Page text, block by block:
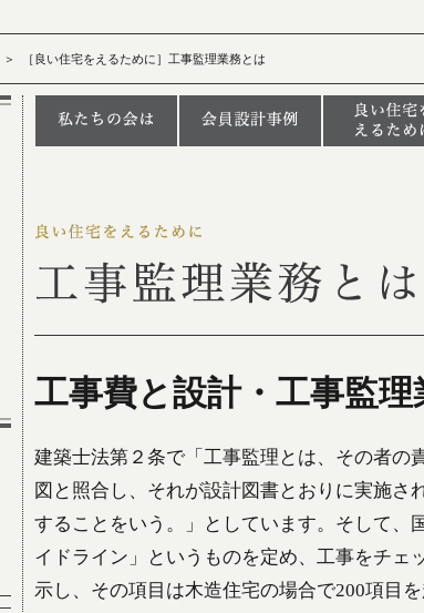
＞ ［良い住宅をえるために］工事監理業務とは
工事費と設計・工事監理
建築士法第２条で「工事監理とは、その者の
図と照合し、それが設計図書とおりに実施さ
することをいう。」としています。そして、
イドライン」というものを定め、工事をチェ
示し、その項目は木造住宅の場合で200項目を